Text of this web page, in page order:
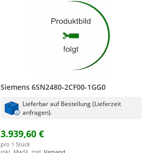
Siemens 6SN2480-2CF00-1GG0
Lieferbar auf Bestellung (Lieferzeit
anfragen).
3.939,60 €
pro 1 Stück